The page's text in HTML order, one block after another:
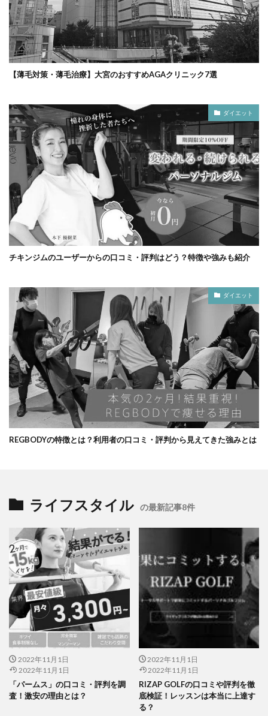
【薄毛対策・薄毛治療】大宮のおすすめAGAクリニック7選
ダイエット
チキンジムのユーザーからの口コミ・評判はどう？特徴や強みも紹介
ダイエット
REGBODYの特徴とは？利用者の口コミ・評判から見えてきた強みとは
ライフスタイル の最新記事8件
2022年11月1日
2022年11月1日
「パームス」の口コミ・評判を調
査！激安の理由とは？
2022年11月1日
2022年11月1日
RIZAP GOLFの口コミや評判を徹
底検証！レッスンは本当に上達す
る？